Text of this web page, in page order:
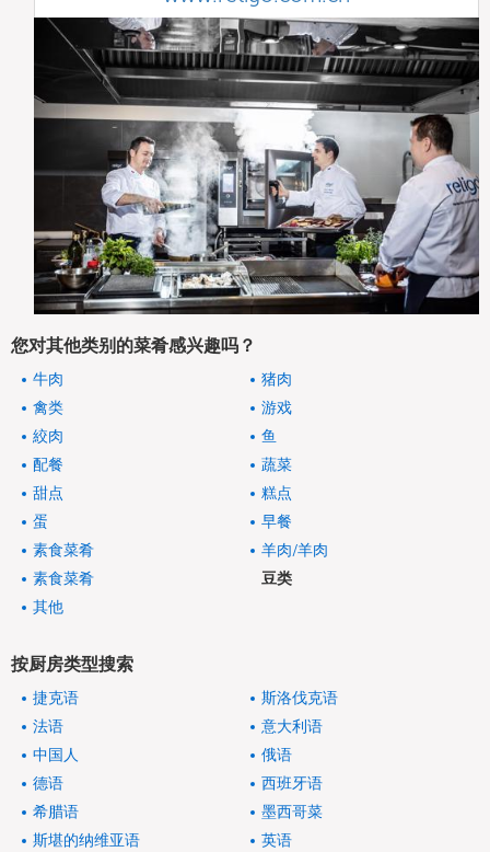
您对其他类别的菜肴感兴趣吗？
牛肉
猪肉
禽类
游戏
絞肉
鱼
配餐
蔬菜
甜点
糕点
蛋
早餐
素食菜肴
羊肉/羊肉
素食菜肴
豆类
其他
按厨房类型搜索
捷克语
斯洛伐克语
法语
意大利语
中国人
俄语
德语
西班牙语
希腊语
墨西哥菜
斯堪的纳维亚语
英语